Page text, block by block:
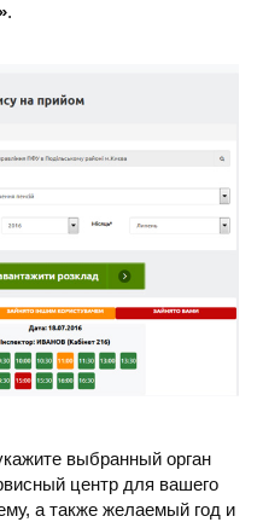
.
выбранный орган
центр для вашего
а также желаемый год и